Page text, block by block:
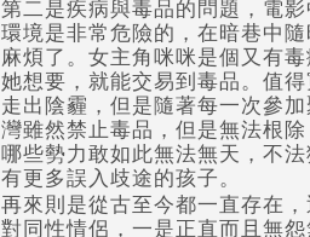
第二是疾病與毒品的問題，電
環境是非常危險的，在暗巷中
麻煩了。女主角咪咪是個又有
她想要，就能交易到毒品。值
走出陰霾，但是隨著每一次參
灣雖然禁止毒品，但是無法根
哪些勢力敢如此無法無天，不
有更多誤入歧途的孩子。
再來則是從古至今都一直存在
對同性情侶，一是正直而且無